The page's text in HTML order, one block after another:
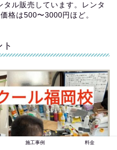
ル販売しています。レンタ
格は500〜3000円ほど。
施工事例 料金